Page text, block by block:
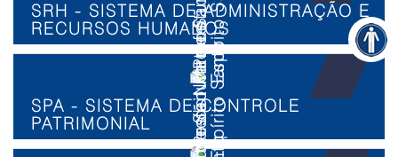
SRH - SISTEMA DE ADMINISTRAÇÃO E
RECURSOS HUMANOS
SPA - SISTEMA DE CONTROLE
PATRIMONIAL